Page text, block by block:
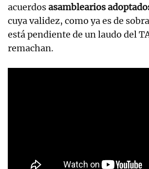
acuerdosasamblearios
cuya validez, como ya es de
está pendiente de un laudo del
remachan.